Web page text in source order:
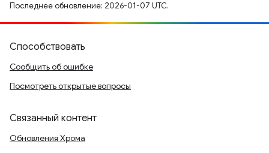
Последнее обновление: 2026-01-07 UTC.
Способствовать
Сообщить об ошибке
Посмотреть открытые вопросы
Связанный контент
Обновления Хрома